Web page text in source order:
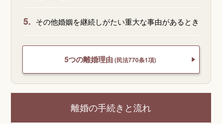
5. その他婚姻を継続しがたい重大な事由があるとき
5つの離婚理由 (民法770条1項)
離婚の手続きと流れ